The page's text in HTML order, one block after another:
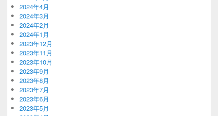
2024年4月
2024年3月
2024年2月
2024年1月
2023年12月
2023年11月
2023年10月
2023年9月
2023年8月
2023年7月
2023年6月
2023年5月